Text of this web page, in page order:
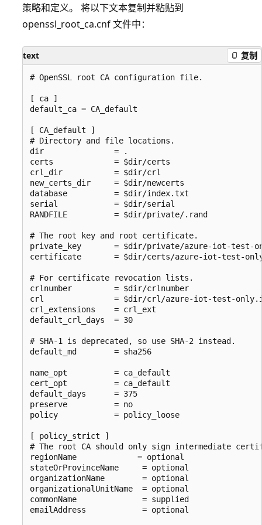
策略和定义。 将以下文本复制并粘贴到
openssl_root_ca.cnf文件中：
text 复制
# OpenSSL root CA configuration file.
[ ca ]
default_ca = CA_default
[ CA_default ]
# Directory and file locations.
dir               = .
certs             = $dir/certs
crl_dir           = $dir/crl
new_certs_dir     = $dir/newcerts
database          = $dir/index.txt
serial            = $dir/serial
RANDFILE          = $dir/private/.rand
# The root key and root certificate.
private_key       = $dir/private/azure-iot-test-
certificate       = $dir/certs/azure-iot-test-
# For certificate revocation lists.
crlnumber         = $dir/crlnumber
crl               = $dir/crl/azure-iot-test-
crl_extensions    = crl_ext
default_crl_days  = 30
# SHA-1 is deprecated, so use SHA-2 instead.
default_md        = sha256
name_opt          = ca_default
cert_opt          = ca_default
default_days      = 375
preserve          = no
policy            = policy_loose
[ policy_strict ]
# The root CA should only sign intermediate
regionName             = optional
stateOrProvinceName     = optional
organizationName        = optional
organizationalUnitName  = optional
commonName              = supplied
emailAddress            = optional